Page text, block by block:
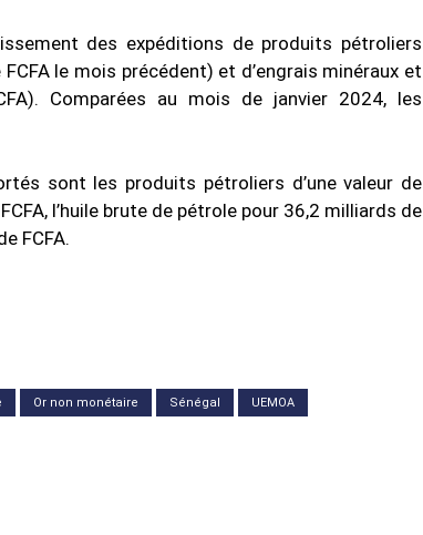
des expéditions de produits pétroliers
le mois précédent) et d’engrais minéraux et
Comparées au mois de janvier 2024, les
sont les produits pétroliers d’une valeur de
l’huile brute de pétrole pour 36,2 milliards de
FCFA.
Or non monétaire Sénégal UEMOA